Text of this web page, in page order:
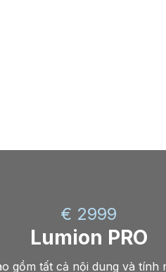
€ 2999
Lumion PRO
gồm tất cả nội dung và tính